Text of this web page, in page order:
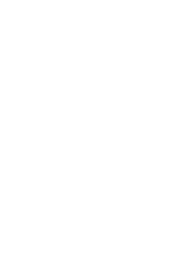
a
criar